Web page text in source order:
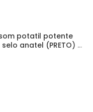
potatil potente
anatel (PRETO) …